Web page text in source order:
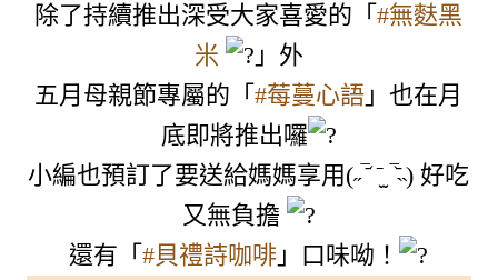
除了持續推出深受大家喜愛的「#無麩黑
米
」外
五月母親節專屬的「#莓蔓心語 」也在月
底即將推出囉
小編也預訂了要送給媽媽享用(˶‾᷄ ⁻̫ ‾᷅˵) 好吃
又無負擔
還有「#貝禮詩咖啡 」口味呦！